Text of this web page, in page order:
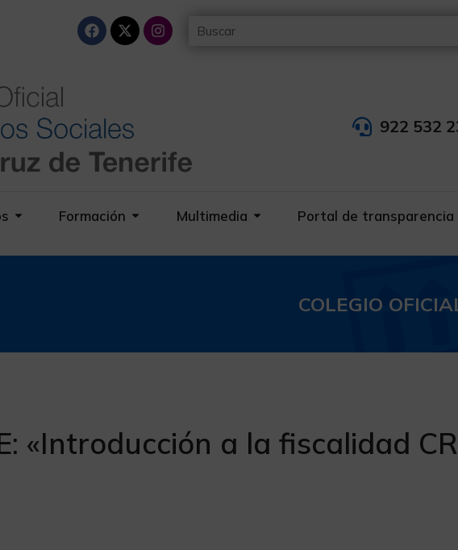
922 532
Formación Multimedia Portal de transparencia
COLEGIO
«Introducción a la fiscalidad